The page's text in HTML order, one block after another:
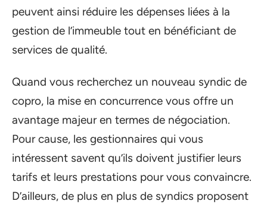
peuvent ainsi réduire les dépenses liées à la
gestion de l’immeuble tout en bénéficiant de
services de qualité.
Quand vous recherchez un nouveau syndic de
copro, la mise en concurrence vous offre un
avantage majeur en termes de négociation.
Pour cause, les gestionnaires qui vous
intéressent savent qu’ils doivent justifier leurs
tarifs et leurs prestations pour vous convaincre.
D’ailleurs, de plus en plus de syndics proposent